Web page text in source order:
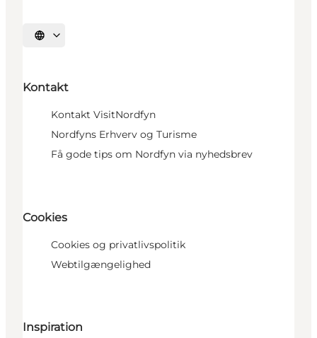
Vælg sprog
Kontakt
Kontakt VisitNordfyn
Nordfyns Erhverv og Turisme
Få gode tips om Nordfyn via nyhedsbrev
Cookies
Cookies og privatlivspolitik
Webtilgængelighed
Inspiration